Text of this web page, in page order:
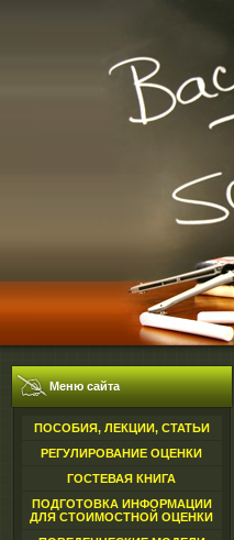
Меню сайта
ПОСОБИЯ, ЛЕКЦИИ, СТАТЬИ
РЕГУЛИРОВАНИЕ ОЦЕНКИ
ГОСТЕВАЯ КНИГА
ПОДГОТОВКА ИНФОРМАЦИИ
ДЛЯ СТОИМОСТНОЙ ОЦЕНКИ